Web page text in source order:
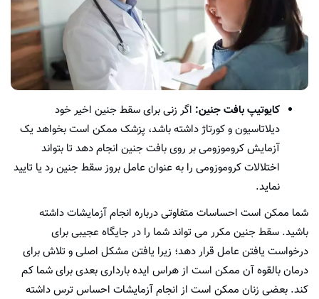
کایوتیپ بافت جنین: اگر زنی برای سقط جنین اخیر خود
دیلاتاسیون و کورتاژ داشته باشد، پزشک ممکن است بخواهد یک
آزمایش کروموزومی بر روی بافت جنین انجام دهد تا بتواند
اختلالات کروموزومی را به عنوان عامل بروز سقط جنین رد یا تایید
نماید.
شما ممکن است احساسات متفاوتی درباره انجام آزمایشات داشته
باشید. سقط جنین مکرر می تواند شما را در جایگاه عجیبی برای
درخواست یافتن عامل قرار دهد؛ زیرا یافتن مشکل اصلی و تلاش برای
درمان بالقوه آن ممکن است از هراس ایده بارداری بعدی برای شما کم
کند. بعضی زنان ممکن است از انجام آزمایشات احساس ترس داشته